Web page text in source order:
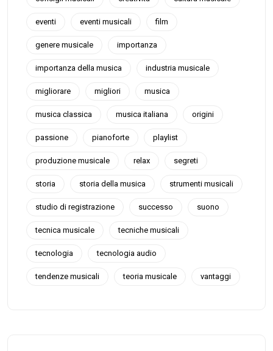
eventi eventi musicali film
genere musicale importanza
importanza della musica industria musicale
migliorare migliori musica
musica classica musica italiana origini
passione pianoforte playlist
produzione musicale relax segreti
storia storia della musica strumenti musicali
studio di registrazione successo suono
tecnica musicale tecniche musicali
tecnologia tecnologia audio
tendenze musicali teoria musicale vantaggi